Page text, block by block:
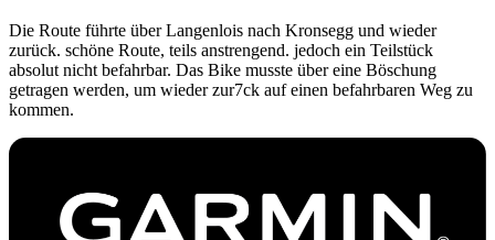
Die Route führte über Langenlois nach Kronsegg und wieder
zurück. schöne Route, teils anstrengend. jedoch ein Teilstück
absolut nicht befahrbar. Das Bike musste über eine Böschung
getragen werden, um wieder zur7ck auf einen befahrbaren Weg zu
kommen.